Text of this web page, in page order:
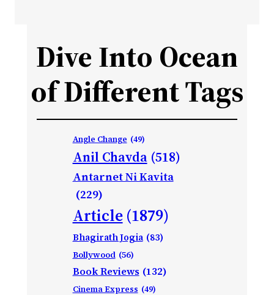
Dive Into Ocean
of Different Tags
Angle Change (49)
Anil Chavda (518)
Antarnet Ni Kavita
(229)
Article (1879)
Bhagirath Jogia (83)
Bollywood (56)
Book Reviews (132)
Cinema Express (49)